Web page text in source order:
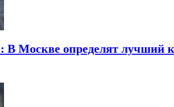
В Москве определят лучший